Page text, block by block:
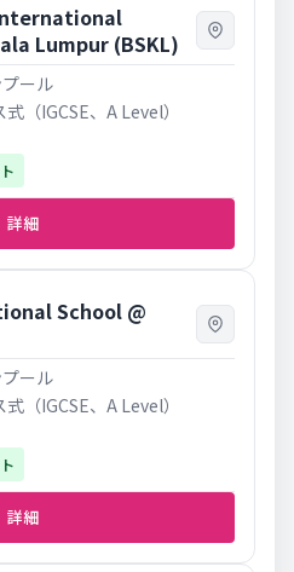
Lumpur (BSKL)
ール
（IGCSE、A Level）
詳細
School @
ール
（IGCSE、A Level）
詳細